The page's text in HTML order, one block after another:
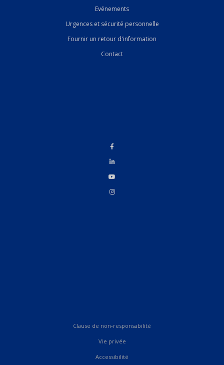
Evénements
Urgences et sécurité personnelle
Fournir un retour d'information
Contact
Clause de non-responsabilité
Vie privée
Accessibilité